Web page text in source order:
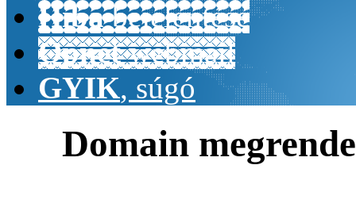
Hibabejelentése
Opnetwebmail
GYIK, súgó
Domain